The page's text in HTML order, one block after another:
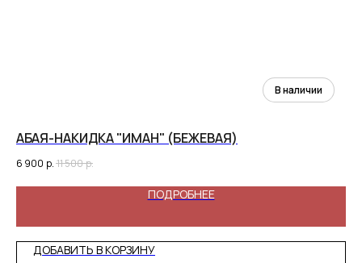
АБАЯ-НАКИДКА "ИМАН" (БЕЖЕВАЯ)
6 900 р. 11 500р.
ПОДРОБНЕЕ
ДОБАВИТЬ В КОРЗИНУ